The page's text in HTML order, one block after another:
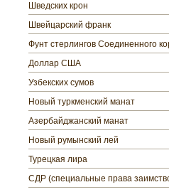
Шведских крон
Швейцарский франк
Фунт стерлингов Соединенного
Доллар США
Узбекских сумов
Новый туркменский манат
Азербайджанский манат
Новый румынский лей
Турецкая лира
СДР (специальные права